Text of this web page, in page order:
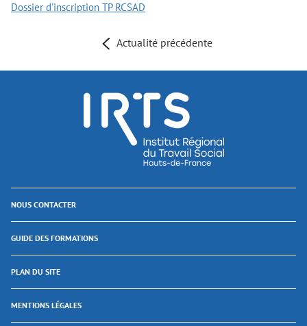
Dossier d'inscription TP RCSAD
Actualité précédente
NOUS CONTACTER
GUIDE DES FORMATIONS
PLAN DU SITE
MENTIONS LÉGALES